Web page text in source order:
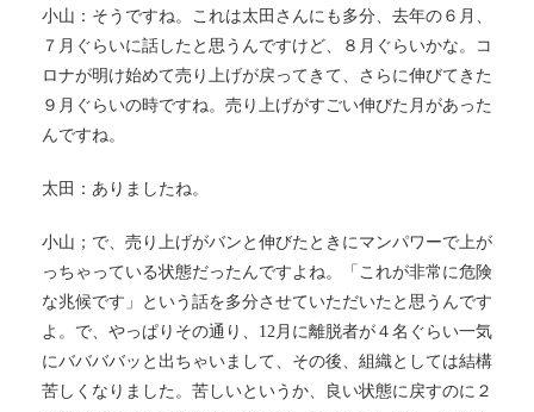
小山：そうですね。これは太田さんにも多分、去年の６月、
７月ぐらいに話したと思うんですけど、８月ぐらいかな。コ
ロナが明け始めて売り上げが戻ってきて、さらに伸びてきた
９月ぐらいの時ですね。売り上げがすごい伸びた月があった
んですね。
太田：ありましたね。
小山；で、売り上げがバンと伸びたときにマンパワーで上が
っちゃっている状態だったんですよね。「これが非常に危険
な兆候です」という話を多分させていただいたと思うんです
よ。で、やっぱりその通り、12月に離脱者が４名ぐらい一気
にババババッと出ちゃいまして、その後、組織としては結構
苦しくなりました。苦しいというか、良い状態に戻すのに２